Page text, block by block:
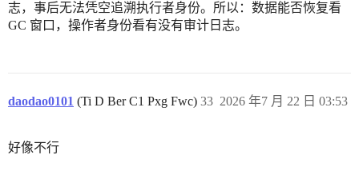
志，事后无法凭空追溯执行者身份。所以：数据能否恢复看
GC 窗口，操作者身份看有没有审计日志。
daodao0101 (Ti D Ber C1 Pxg Fwc) 2026 年7 月 22 日 03:53
33
好像不行